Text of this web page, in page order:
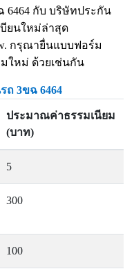
6464 กับ บริษัทประกัน
ยนใหม่ล่าสุด
กรุณายื่นแบบฟอร์ม
มใหม่ ด้วยเช่นกัน
ถ 3ขฉ 6464
ประมาณค่าธรรมเนียม
(บาท)
5
300
100